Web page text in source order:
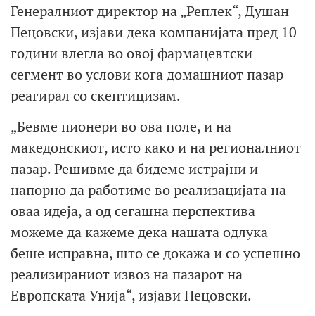
Генералниот директор на „Реплек“, Душан
Пецовски, изјави дека компанијата пред 10
години влегла во овој фармацевтски
сегмент во услови кога домашниот пазар
реагирал со скептицизам.
„Бевме пионери во ова поле, и на
македонскиот, исто како и на регионалниот
пазар. Решивме да бидеме истрајни и
напорно да работиме во реализацијата на
оваа идеја, а од сегашна перспектива
можеме да кажеме дека нашата одлука
беше исправна, што се докажа и со успешно
реализираниот извоз на пазарот на
Европската Унија“, изјави Пецовски.